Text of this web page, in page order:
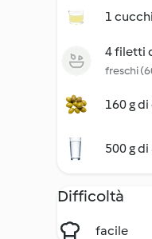
1
4 filetti
freschi
160 g
500 g
Difficoltà
facile